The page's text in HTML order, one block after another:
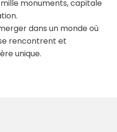
monuments, capitale
dans un monde où
rencontrent et
unique.